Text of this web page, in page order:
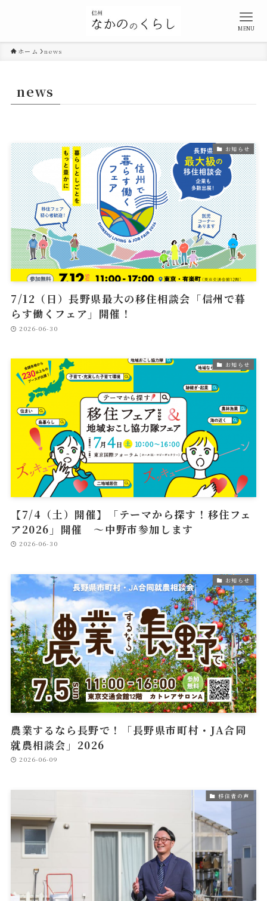
MENU
ホーム news
news
お知らせ
7/12（日）長野県最大の移住相談会「信州で暮
らす働くフェア」開催！
2026-06-30
お知らせ
【7/4（土）開催】「テーマから探す！移住フェ
ア2026」開催 ～中野市参加します
2026-06-30
お知らせ
農業するなら長野で！「長野県市町村・JA合同
就農相談会」2026
2026-06-09
移住者の声